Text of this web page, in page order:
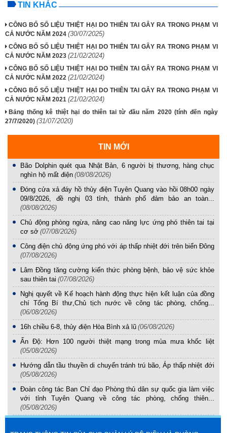
TIN KHÁC
CÔNG BỐ SỐ LIỆU THIỆT HẠI DO THIÊN TAI GÂY RA TRONG PHẠM VI
CẢ NƯỚC NĂM 2024 (30/07/2025)
CÔNG BỐ SỐ LIỆU THIỆT HẠI DO THIÊN TAI GÂY RA TRONG PHẠM VI
CẢ NƯỚC NĂM 2023 (21/02/2024)
CÔNG BỐ SỐ LIỆU THIỆT HẠI DO THIÊN TAI GÂY RA TRONG PHẠM VI
CẢ NƯỚC NĂM 2022 (21/02/2024)
CÔNG BỐ SỐ LIỆU THIỆT HẠI DO THIÊN TAI GÂY RA TRONG PHẠM VI
CẢ NƯỚC NĂM 2021 (21/02/2024)
Bảng thống kê thiệt hại do thiên tai từ đầu năm 2020 (tính đến ngày
27/7/2020) (31/07/2020)
TIN MỚI
Bão Dolphin quét qua Nhật Bản, 6 người bị thương, hàng chục
nghìn hộ mất điện (08/08/2026)
Đóng cửa xả đáy hồ thủy điện Tuyên Quang vào hồi 08h00 ngày
09/8/2026, đề nghị 03 tỉnh, thành phố đảm bảo an toàn...
(08/08/2026)
Chủ động phòng ngừa, nâng cao năng lực ứng phó thiên tai tại
cơ sở (07/08/2026)
Công điện chủ động ứng phó với áp thấp nhiệt đới trên biển Đông
(07/08/2026)
Lâm Đồng tăng cường kiến thức phòng bệnh, bảo vệ sức khỏe
sau thiên tai (07/08/2026)
Nghị quyết về Kế hoạch hành động thực hiện kết luận của đồng
chí Tổng Bí thư,Chủ tịch nước về công tác phòng, chống...
(06/08/2026)
16h chiều 6-8, thủy điện Hòa Bình xả lũ (06/08/2026)
Ấn Độ: Hơn 100 người thiệt mạng trong mùa mưa khốc liệt
(05/08/2026)
Hướng dẫn tầu thuyền di chuyển tránh trú bão, Áp thấp nhiệt đới
(05/08/2026)
Đoàn công tác Ban Chỉ đạo Phòng thủ dân sự quốc gia làm việc
với tỉnh Tuyên Quang về công tác phòng, chống thiên...
(05/08/2026)